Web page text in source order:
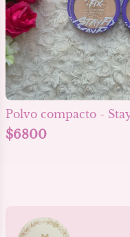
Polvo compacto -
$6800